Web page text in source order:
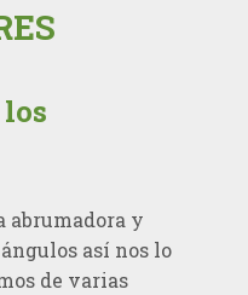
abrumadora y
así nos lo
de varias